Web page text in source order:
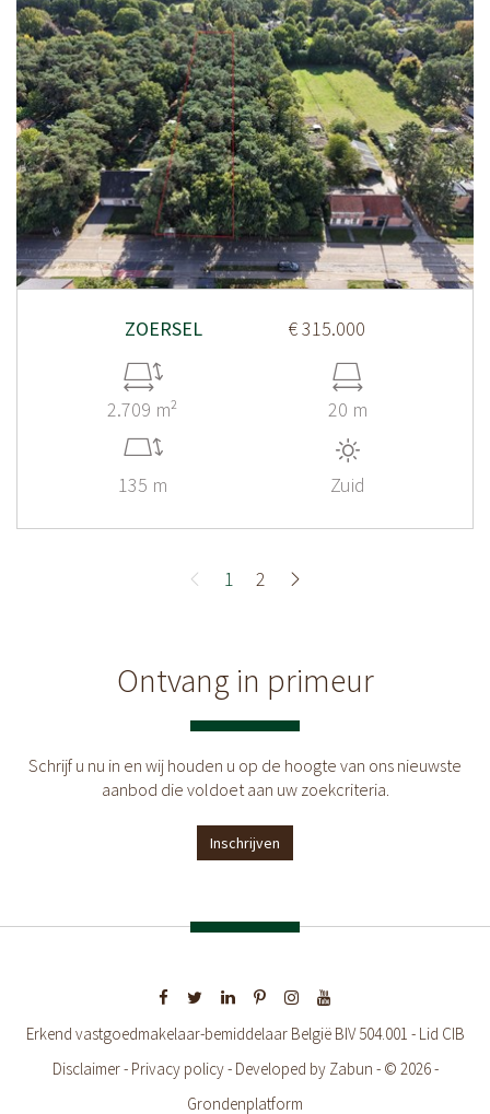
ZOERSEL € 315.000
2.709 m² 20 m
135 m Zuid
1 2
Ontvang in primeur
Schrijf u nu in en wij houden u op de hoogte van ons nieuwste
aanbod die voldoet aan uw zoekcriteria.
Inschrijven
Erkend vastgoedmakelaar-bemiddelaar België BIV 504.001 - Lid CIB
Disclaimer- Privacy policy- Developed by Zabun - © 2026 -
Grondenplatform